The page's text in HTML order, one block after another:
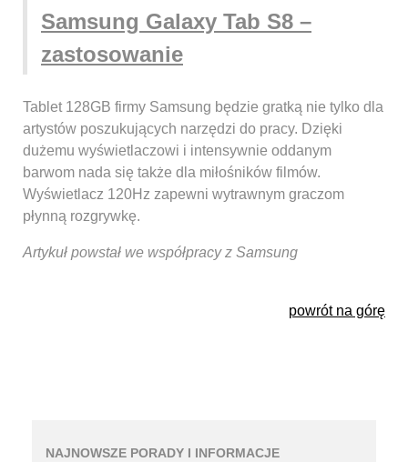
Samsung Galaxy Tab S8 –
zastosowanie
Tablet 128GB firmy Samsung będzie gratką nie tylko dla
artystów poszukujących narzędzi do pracy. Dzięki
dużemu wyświetlaczowi i intensywnie oddanym
barwom nada się także dla miłośników filmów.
Wyświetlacz 120Hz zapewni wytrawnym graczom
płynną rozgrywkę.
Artykuł powstał we współpracy z Samsung
powrót na górę
NAJNOWSZE PORADY I INFORMACJE